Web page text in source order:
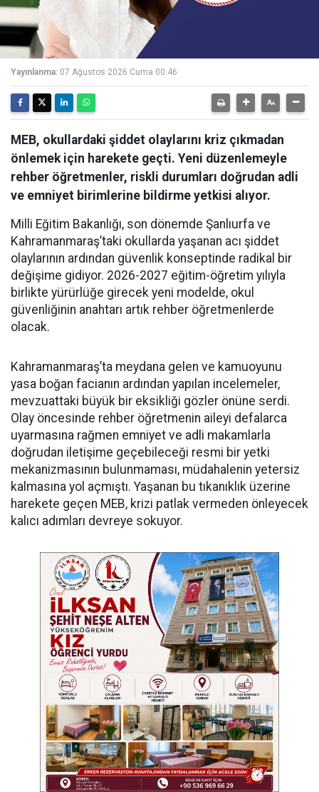
Yayınlanma: 07 Ağustos 2026 Cuma 00:46
MEB, okullardaki şiddet olaylarını kriz çıkmadan
önlemek için harekete geçti. Yeni düzenlemeyle
rehber öğretmenler, riskli durumları doğrudan adli
ve emniyet birimlerine bildirme yetkisi alıyor.
Milli Eğitim Bakanlığı, son dönemde Şanlıurfa ve
Kahramanmaraş’taki okullarda yaşanan acı şiddet
olaylarının ardından güvenlik konseptinde radikal bir
değişime gidiyor. 2026-2027 eğitim-öğretim yılıyla
birlikte yürürlüğe girecek yeni modelde, okul
güvenliğinin anahtarı artık rehber öğretmenlerde
olacak.
Kahramanmaraş’ta meydana gelen ve kamuoyunu
yasa boğan facianın ardından yapılan incelemeler,
mevzuattaki büyük bir eksikliği gözler önüne serdi.
Olay öncesinde rehber öğretmenin aileyi defalarca
uyarmasına rağmen emniyet ve adli makamlarla
doğrudan iletişime geçebileceği resmi bir yetki
mekanizmasının bulunmaması, müdahalenin yetersiz
kalmasına yol açmıştı. Yaşanan bu tıkanıklık üzerine
harekete geçen MEB, krizi patlak vermeden önleyecek
kalıcı adımları devreye sokuyor.